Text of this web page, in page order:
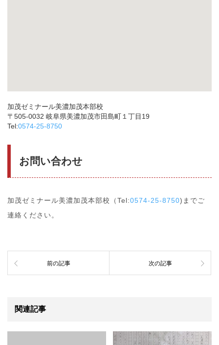
加茂ゼミナール美濃加茂本部校
〒505-0032 岐阜県美濃加茂市田島町１丁目19
Tel:0574-25-8750
お問い合わせ
加茂ゼミナール美濃加茂本部校（Tel:0574-25-8750)までご
連絡ください。
前の記事 次の記事
関連記事